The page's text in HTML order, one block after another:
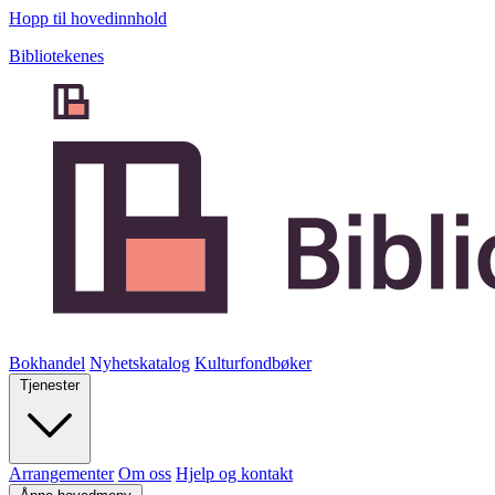
Hopp til hovedinnhold
Bibliotekenes
Bokhandel Nyhetskatalog Kulturfondbøker
Tjenester
Arrangementer Om oss Hjelp og kontakt